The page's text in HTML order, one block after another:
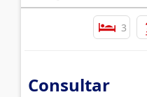
3
Consultar